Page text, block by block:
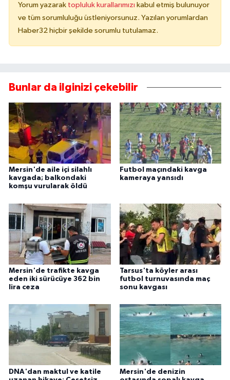
Yorum yazarak topluluk kurallarımızı kabul etmiş bulunuyor
ve tüm sorumluluğu üstleniyorsunuz. Yazılan yorumlardan
Haber32 hiçbir şekilde sorumlu tutulamaz.
Bunlar da ilginizi çekebilir
Mersin'de aile içi silahlı
kavgada; balkondaki
komşu vurularak öldü
Futbol maçındaki kavga
kameraya yansıdı
Mersin'de trafikte kavga
eden iki sürücüye 362 bin
lira ceza
Tarsus'ta köyler arası
futbol turnuvasında maç
sonu kavgası
DNA'dan maktul ve katile
Mersin'de denizin